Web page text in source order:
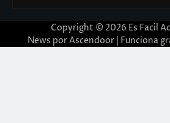
Copyright © 2026 Es Facil
News porAscendoor| Funciona